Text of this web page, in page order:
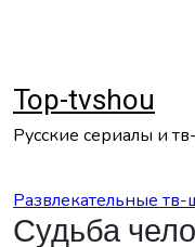
Top-tvshou
Русские сериалы и
Развлекательные тв-
Судьба